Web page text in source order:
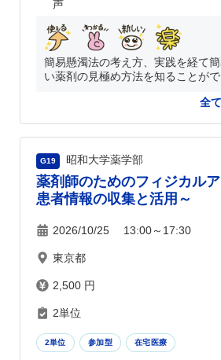
声
簡易懸濁法の考え方、実践を経て
い薬剤の見極め方法を知ることがで
全
G19 昭和大学薬学部
薬剤師のためのフィジカル
患者情報の収集と活用～
2026/10/25 13:00～17:30
東京都
2,500 円
2単位
2単位 参加型 在宅医療